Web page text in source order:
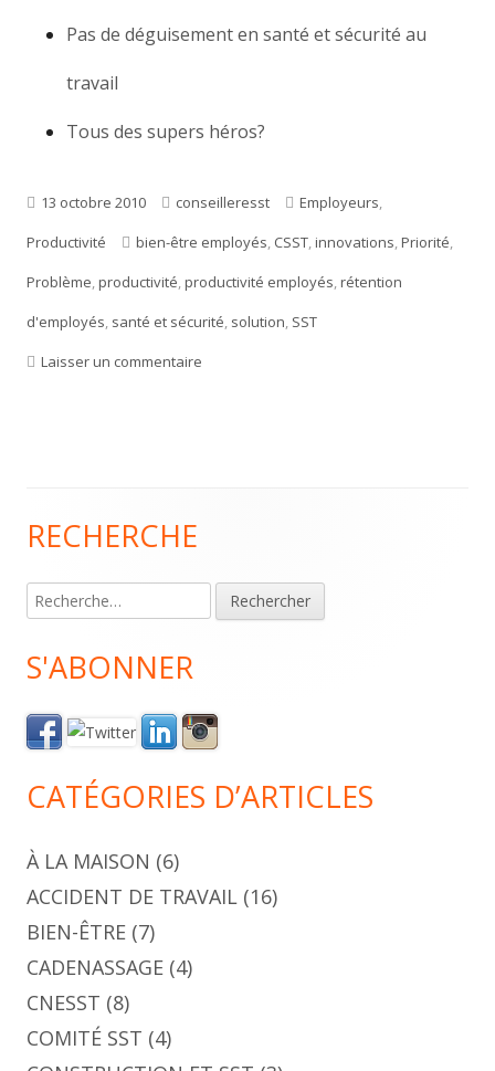
Pas de déguisement en santé et sécurité au
travail
Tous des supers héros?
Publié
le
13 octobre 2010 Auteur
conseilleresst Catégories
Employeurs,
Productivité
Étiquettes
bien-être employés, CSST,innovations,Priorité,
Problème,productivité,productivité employés,rétention
d'employés, santé et sécurité, solution, SST
Laisser un commentaire
Colonne
principale
RECHERCHE
Rechercher :
S'ABONNER
CATÉGORIES D’ARTICLES
À LA MAISON (6)
ACCIDENT DE TRAVAIL (16)
BIEN-ÊTRE (7)
CADENASSAGE (4)
CNESST (8)
COMITÉ SST (4)